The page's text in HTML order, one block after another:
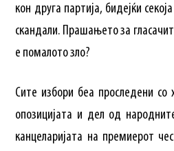
кон друга партија, бидејќи
скандали. Прашањето за
е помалото зло?
Сите избори беа проследени со
опозицијата и дел од
канцеларијата на премиерот